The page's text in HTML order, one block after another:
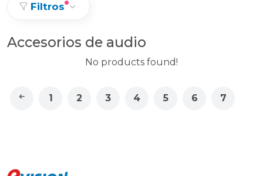
Filtros
Accesorios de audio
No products found!
1 2 3 4 5 6 7